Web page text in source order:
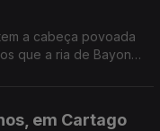
a cabeça povoada
que a ria de Bayona.
em Cartago